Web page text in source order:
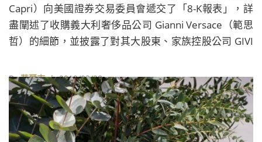
Capri）向美國證券交易委員會遞交了「8-K報表」，詳
盡闡述了收購義大利奢侈品公司 Gianni Versace（範思
哲）的細節，並披露了對其大股東、家族控股公司 GIVI
2015至2017年的具體財務資料及運作情況。
By華麗志| 2019/03/28